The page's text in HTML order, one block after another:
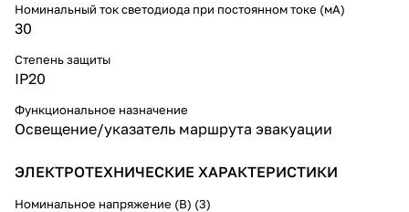
Номинальный ток светодиода при постоянном токе (мА)
30
Степень защиты
IP20
Функциональное назначение
Освещение/указатель маршрута эвакуации
ЭЛЕКТРОТЕХНИЧЕСКИЕ ХАРАКТЕРИСТИКИ
Номинальное напряжение (В) (3)